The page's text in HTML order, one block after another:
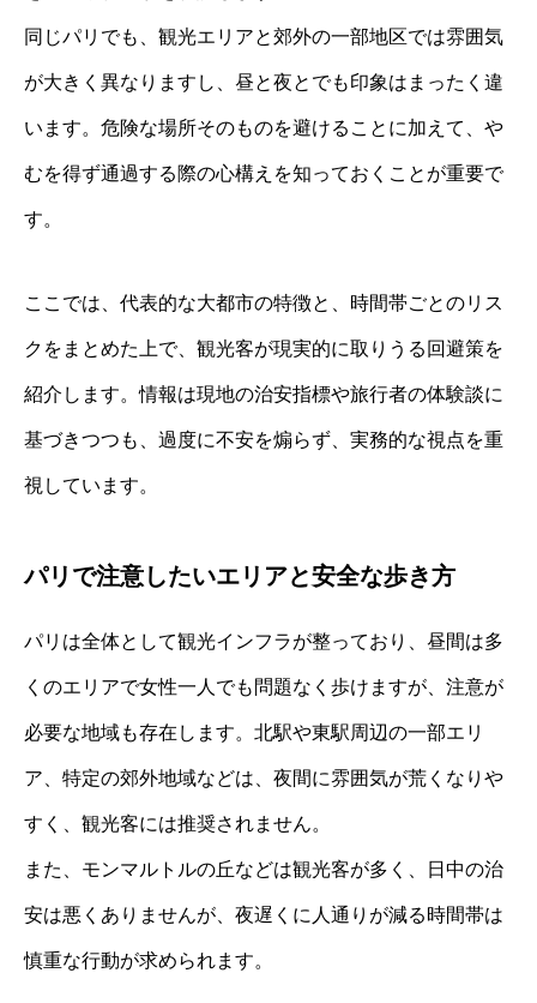
同じパリでも、観光エリアと郊外の一部地区では雰囲気
が大きく異なりますし、昼と夜とでも印象はまったく違
います。危険な場所そのものを避けることに加えて、や
むを得ず通過する際の心構えを知っておくことが重要で
す。
ここでは、代表的な大都市の特徴と、時間帯ごとのリス
クをまとめた上で、観光客が現実的に取りうる回避策を
紹介します。情報は現地の治安指標や旅行者の体験談に
基づきつつも、過度に不安を煽らず、実務的な視点を重
視しています。
パリで注意したいエリアと安全な歩き方
パリは全体として観光インフラが整っており、昼間は多
くのエリアで女性一人でも問題なく歩けますが、注意が
必要な地域も存在します。北駅や東駅周辺の一部エリ
ア、特定の郊外地域などは、夜間に雰囲気が荒くなりや
すく、観光客には推奨されません。
また、モンマルトルの丘などは観光客が多く、日中の治
安は悪くありませんが、夜遅くに人通りが減る時間帯は
慎重な行動が求められます。